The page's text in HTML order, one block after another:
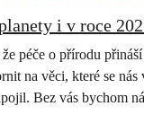
i v roce
péče o přírodu
na věci, které se
Bez vás bychom